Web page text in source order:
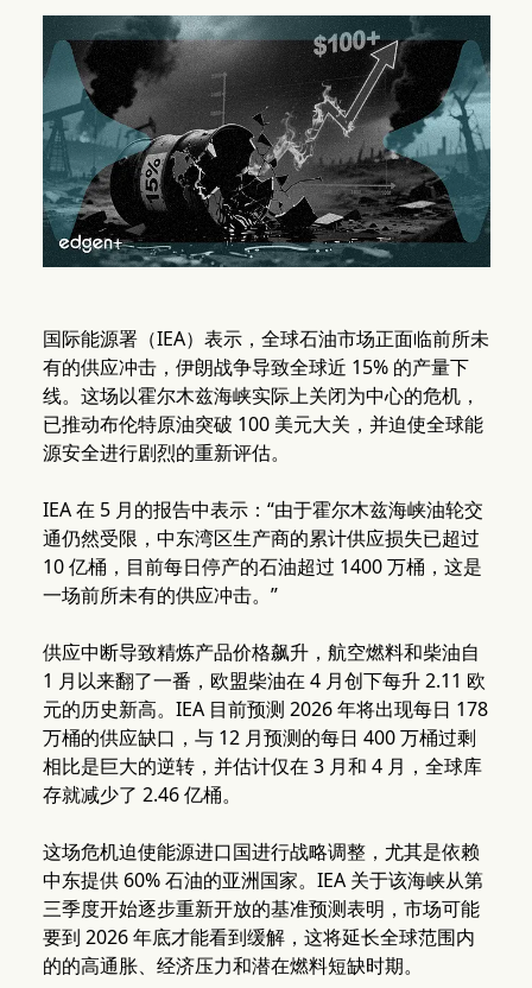
国际能源署（IEA）表示，全球石油市场正面临前所未
有的供应冲击，伊朗战争导致全球近 15% 的产量下
线。这场以霍尔木兹海峡实际上关闭为中心的危机，
已推动布伦特原油突破 100 美元大关，并迫使全球能
源安全进行剧烈的重新评估。
IEA 在 5 月的报告中表示：“由于霍尔木兹海峡油轮交
通仍然受限，中东湾区生产商的累计供应损失已超过
10 亿桶，目前每日停产的石油超过 1400 万桶，这是
一场前所未有的供应冲击。”
供应中断导致精炼产品价格飙升，航空燃料和柴油自
1 月以来翻了一番，欧盟柴油在 4 月创下每升 2.11 欧
元的历史新高。IEA 目前预测 2026 年将出现每日 178
万桶的供应缺口，与 12 月预测的每日 400 万桶过剩
相比是巨大的逆转，并估计仅在 3 月和 4 月，全球库
存就减少了 2.46 亿桶。
这场危机迫使能源进口国进行战略调整，尤其是依赖
中东提供 60% 石油的亚洲国家。IEA 关于该海峡从第
三季度开始逐步重新开放的基准预测表明，市场可能
要到 2026 年底才能看到缓解，这将延长全球范围内
的的高通胀、经济压力和潜在燃料短缺时期。